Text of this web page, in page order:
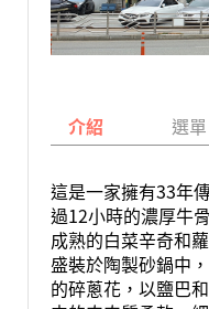
介紹 選單
這是一家擁有33年
過12小時的濃厚牛
成熟的白菜辛奇和
盛裝於陶製砂鍋中
的碎蔥花，以鹽巴